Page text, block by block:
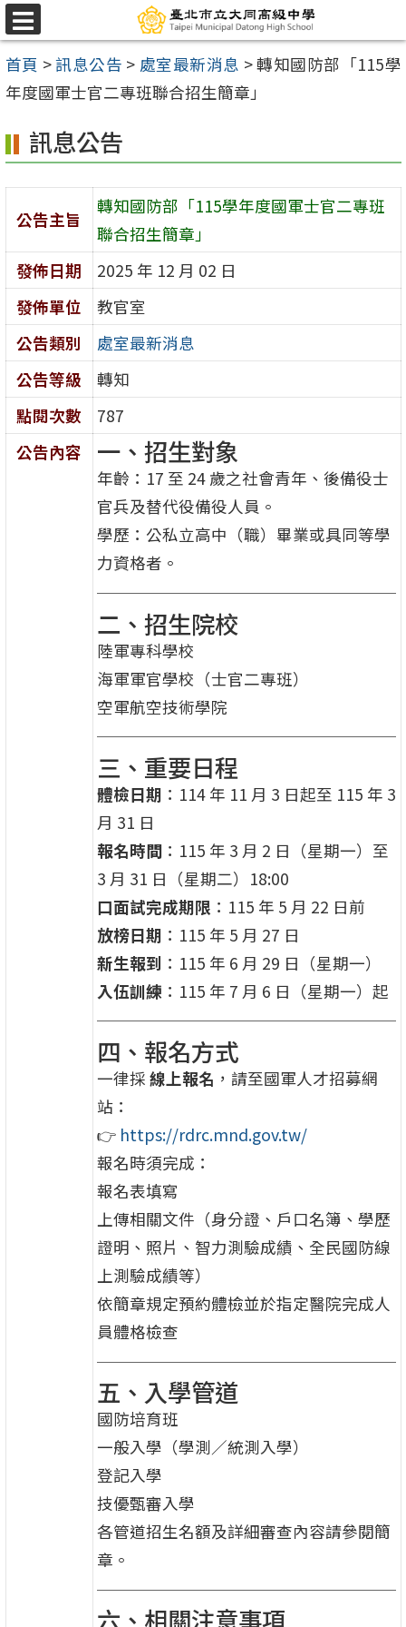
跳
至
主
要
容
區
選
單
首頁 >訊息公告 > 處室最新消息 >轉知國防部「115學
年度國軍士官二專班聯合招生簡章」
訊息公告
公告主旨
轉知國防部「115學年度國軍士官二專班
聯合招生簡章」
發佈日期
2025 年 12 月 02 日
發佈單位
教官室
公告類別
處室最新消息
公告等級
轉知
點閱次數
787
公告內容
一、招生對象
年齡：17 至 24 歲之社會青年、後備役士
官兵及替代役備役人員。
學歷：公私立高中（職）畢業或具同等學
力資格者。
二、招生院校
陸軍專科學校
海軍軍官學校（士官二專班）
空軍航空技術學院
三、重要日程
體檢日期 ：114 年 11 月 3 日起至 115 年 3
月 31 日
報名時間：115 年 3 月 2 日（星期一）至
3 月 31 日（星期二）18:00
口面試完成期限 ：115 年 5 月 22 日前
放榜日期 ：115 年 5 月 27 日
新生報到 ：115 年 6 月 29 日（星期一）
入伍訓練 ：115 年 7 月 6 日（星期一）起
四、報名方式
一律採 線上報名 ，請至國軍人才招募網
站：
👉 https://rdrc.mnd.gov.tw/
報名時須完成：
報名表填寫
上傳相關文件（身分證、戶口名簿、學歷
證明、照片、智力測驗成績、全民國防線
上測驗成績等）
依簡章規定預約體檢並於指定醫院完成人
員體格檢查
五、入學管道
國防培育班
一般入學（學測／統測入學）
登記入學
技優甄審入學
各管道招生名額及詳細審查內容請參閱簡
章。
六、相關注意事項